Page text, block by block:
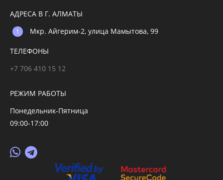
АДРЕСА В Г. АЛМАТЫ
Мкр. Айгерим-2, улица Мамытова, 99
ТЕЛЕФОНЫ
+7 706 410 15 12
РЕЖИМ РАБОТЫ
Понедельник-Пятница
09:00-17:00